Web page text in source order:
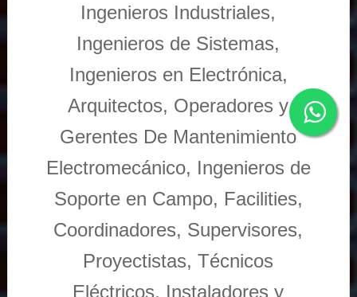
Ingenieros Industriales,
Ingenieros de Sistemas,
Ingenieros en Electrónica,
Arquitectos, Operadores y
Gerentes De Mantenimiento
Electromecánico, Ingenieros de
Soporte en Campo, Facilities,
Coordinadores, Supervisores,
Proyectistas, Técnicos
Eléctricos, Instaladores y